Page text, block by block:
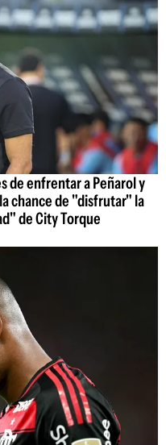
de enfrentar a Peñarol y
chance de "disfrutar" la
de City Torque